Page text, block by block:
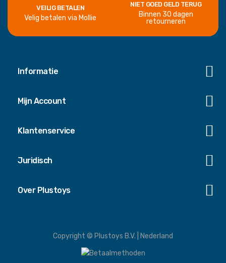
VEILIG BETALEN
Velig betalen via Mollie
NIET GOED GELD TERUG
Binnen 30 dagen
retourneren
Informatie
Mijn Account
Klantenservice
Juridisch
Over Plustoys
Copyright © Plustoys B.V. | Nederland